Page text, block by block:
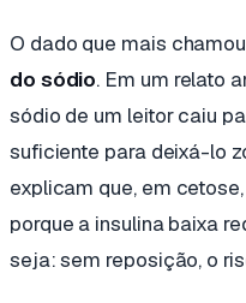
O dado que mais
do sódio. Em um relato
sódio de um leitor caiu
suficiente para deixá-lo
explicam que, em
porque a insulina baixa
seja: sem reposição, o